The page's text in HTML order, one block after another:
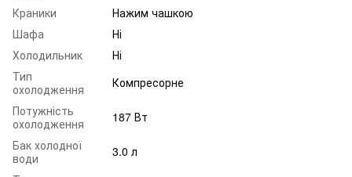
Краники
Нажим чашкою
Шафа
Ні
Холодильник
Ні
Тип
охолодження
Компресорне
Потужність
охолодження
187 Вт
Бак холодної
води
3.0 л